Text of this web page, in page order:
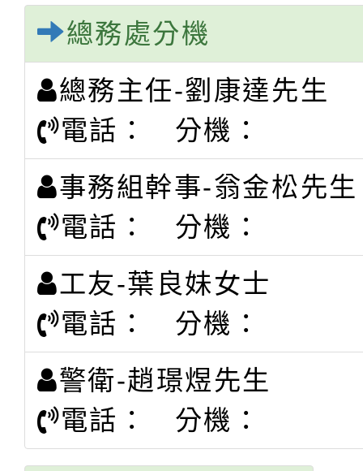
總務處分機
總務主任-劉康達先生
電話： 分機：
事務組幹事-翁金松先生
電話： 分機：
工友-葉良妹女士
電話： 分機：
警衛-趙璟煜先生
電話： 分機：